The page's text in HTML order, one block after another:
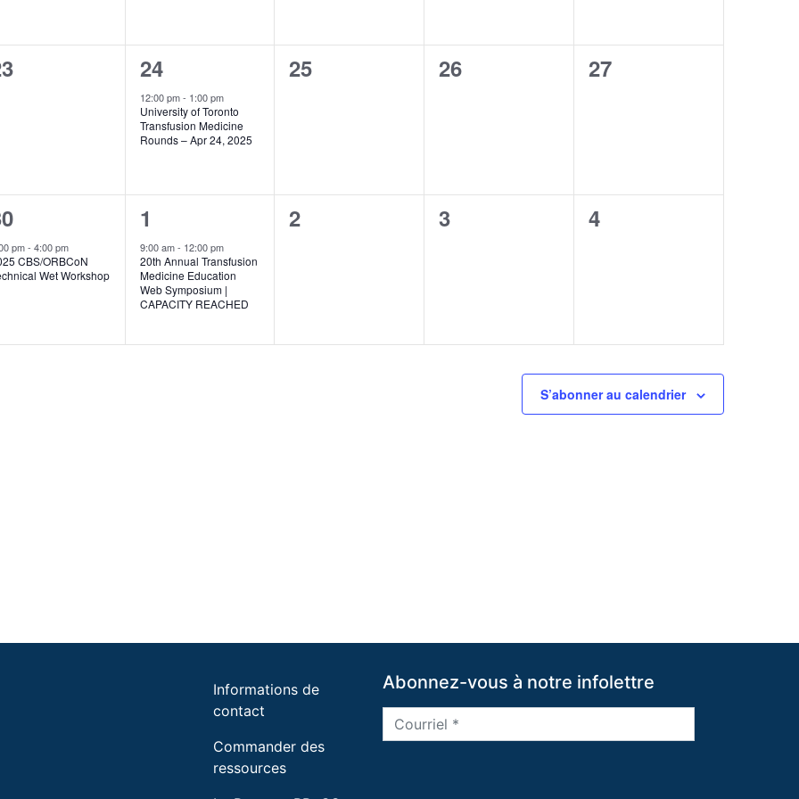
1
évènement,
24
12:00 pm- 1:00 pm
University of Toronto
Transfusion Medicine
Rounds – Apr 24, 2025
0
25
0
26
0
27
pm- 4:00 pm
CBS/ORBCoN
Wet Workshop
1
évènement,
1
9:00 am- 12:00 pm
20th Annual Transfusion
Medicine Education
Web Symposium |
CAPACITY REACHED
0
2
0
3
0
4
S’abonner au calendrier
Informations de
contact
Commander des
ressources
Abonnez-vous à notre infolettre